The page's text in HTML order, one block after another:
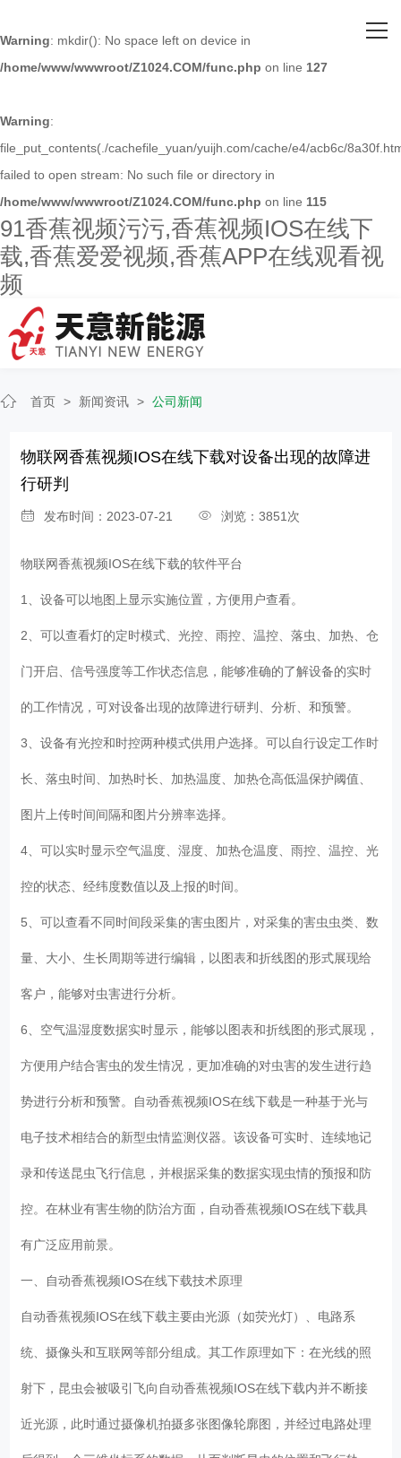
Warning: mkdir(): No space left on device in
/home/www/wwwroot/Z1024.COM/func.php on line 127
Warning:
file_put_contents(./cachefile_yuan/yuijh.com/cache/e4/acb6c/
failed to open stream: No such file or directory in
/home/www/wwwroot/Z1024.COM/func.php on line 115
91香蕉视频污污,香蕉视频IOS在线下
载,香蕉爱爱视频,香蕉APP在线观看视
频
关于91香蕉视频污污
主营产品
人才招聘
新闻资讯
联系91香蕉视频污污
首页 > 新闻资讯 > 公司新闻
物联网香蕉视频IOS在线下载对设备出现的故障进
行研判
发布时间：2023-07-21 浏览：3851次
物联网香蕉视频IOS在线下载的软件平台
1、设备可以地图上显示实施位置，方便用户查看。
2、可以查看灯的定时模式、光控、雨控、温控、落虫、加热、仓
门开启、信号强度等工作状态信息，能够准确的了解设备的实时
的工作情况，可对设备出现的故障进行研判、分析、和预警。
3、设备有光控和时控两种模式供用户选择。可以自行设定工作时
长、落虫时间、加热时长、加热温度、加热仓高低温保护阈值、
图片上传时间间隔和图片分辨率选择。
4、可以实时显示空气温度、湿度、加热仓温度、雨控、温控、光
控的状态、经纬度数值以及上报的时间。
5、可以查看不同时间段采集的害虫图片，对采集的害虫虫类、数
量、大小、生长周期等进行编辑，以图表和折线图的形式展现给
客户，能够对虫害进行分析。
6、空气温湿度数据实时显示，能够以图表和折线图的形式展现，
方便用户结合害虫的发生情况，更加准确的对虫害的发生进行趋
势进行分析和预警。自动香蕉视频IOS在线下载是一种基于光与
电子技术相结合的新型虫情监测仪器。该设备可实时、连续地记
录和传送昆虫飞行信息，并根据采集的数据实现虫情的预报和防
控。在林业有害生物的防治方面，自动香蕉视频IOS在线下载具
有广泛应用前景。
一、自动香蕉视频IOS在线下载技术原理
自动香蕉视频IOS在线下载主要由光源（如荧光灯）、电路系
统、摄像头和互联网等部分组成。其工作原理如下：在光线的照
射下，昆虫会被吸引飞向自动香蕉视频IOS在线下载内并不断接
近光源，此时通过摄像机拍摄多张图像轮廓图，并经过电路处理